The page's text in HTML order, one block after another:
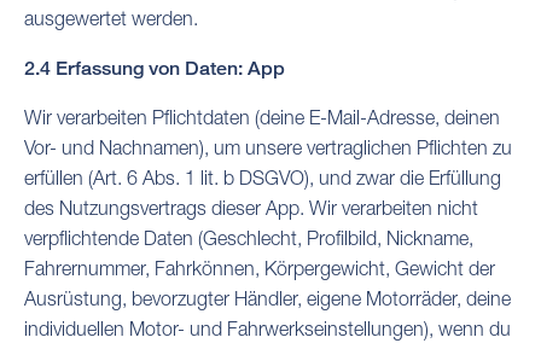
ausgewertet werden.
2.4 Erfassung von Daten: App
Wir verarbeiten Pflichtdaten (deine E-Mail-Adresse, deinen
Vor- und Nachnamen), um unsere vertraglichen Pflichten zu
erfüllen (Art. 6 Abs. 1 lit. b DSGVO), und zwar die Erfüllung
des Nutzungsvertrags dieser App. Wir verarbeiten nicht
verpflichtende Daten (Geschlecht, Profilbild, Nickname,
Fahrernummer, Fahrkönnen, Körpergewicht, Gewicht der
Ausrüstung, bevorzugter Händler, eigene Motorräder, deine
individuellen Motor- und Fahrwerkseinstellungen), wenn du